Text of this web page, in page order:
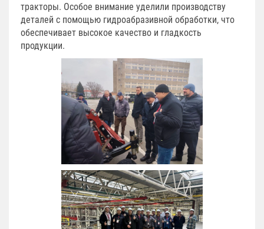
тракторы. Особое внимание уделили производству
деталей с помощью гидроабразивной обработки, что
обеспечивает высокое качество и гладкость
продукции.